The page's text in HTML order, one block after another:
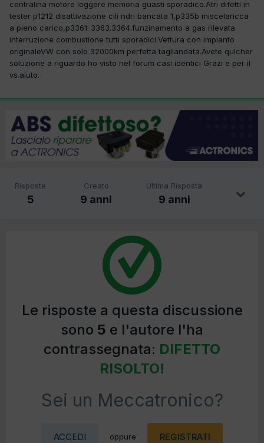
centralina motore leggere memoria guasti sporadico.Atri difetti in
tester p1212 disattivazione cili ndri bancata 1,p335b miscelaricca
a pieno carico,p3361-3363.3364.funzinamento a gas rilevata
interruzione combustione tutti sporadici.Vettura con impianto
originaleVW con solo 32000km perfetta tagliandata.Avete qulcher
soluzione a riguardo ho visto nel forum casi identici Grazi e per il
vs.aiuto.
Risposte
5
Creato
9 anni
Ultima Risposta
9 anni
Le risposte a questa discussione
sono 5 e l'autore l'ha
contrassegnata: DIFETTO
RISOLTO!
Sei un Meccatronico?
ACCEDI oppure REGISTRATI